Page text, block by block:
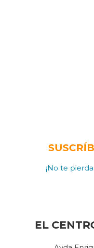
¡No te
EL